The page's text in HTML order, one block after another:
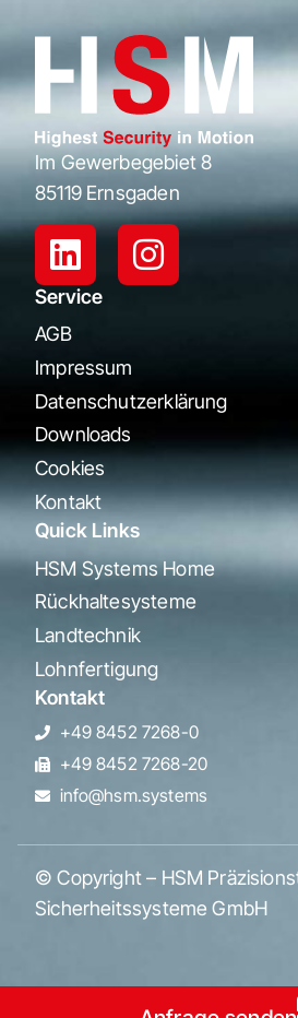
Im Gewerbegebiet 8
85119 Ernsgaden
Service
AGB
Impressum
Datenschutzerklärung
Downloads
Cookies
Kontakt
Quick Links
HSM Systems Home
Rückhaltesysteme
Landtechnik
Lohnfertigung
Kontakt
+49 8452 7268-0
+49 8452 7268-20
info@hsm.systems
© Copyright – HSM
Sicherheitssysteme GmbH